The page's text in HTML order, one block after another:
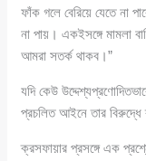
ফাঁক গলে বেরিয়ে যেতে না
না পায়। একইসঙ্গে মামলা
আমরা সতর্ক থাকব।”
যদি কেউ
প্রচলিত আইনে তার বিরুদ্ধে
ক্রসফায়ার প্রসঙ্গে এক